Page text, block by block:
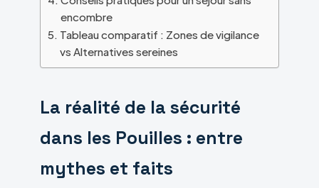
encombre
Tableau comparatif : Zones de vigilance
vs Alternatives sereines
La réalité de la sécurité
dans les Pouilles : entre
mythes et faits